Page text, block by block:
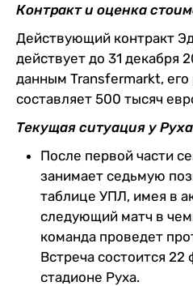
Контракт и оценка
Действующий контракт
действует до 31 декабря
данным Transfermarkt, его
составляет 500 тысяч
Текущая ситуация у
После первой части
занимает седьмую
таблице УПЛ, имея в
следующий матч в
команда проведет
Встреча состоится
стадионе Руха.